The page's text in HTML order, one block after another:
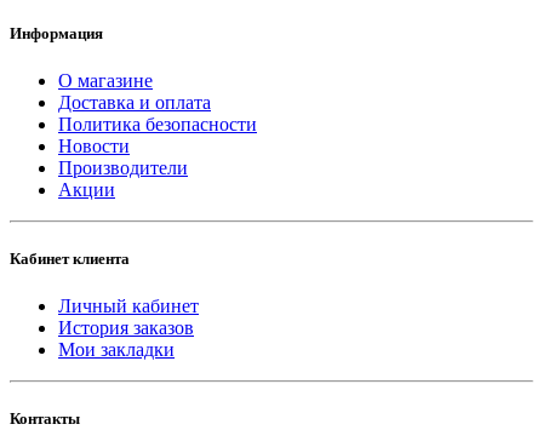
Информация
О магазине
Доставка и оплата
Политика безопасности
Новости
Производители
Акции
Кабинет клиента
Личный кабинет
История заказов
Мои закладки
Контакты